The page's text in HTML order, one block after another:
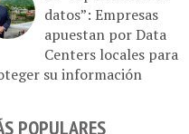
datos”: Empresas
apuestan por Data
Centers locales para
su información
POPULARES